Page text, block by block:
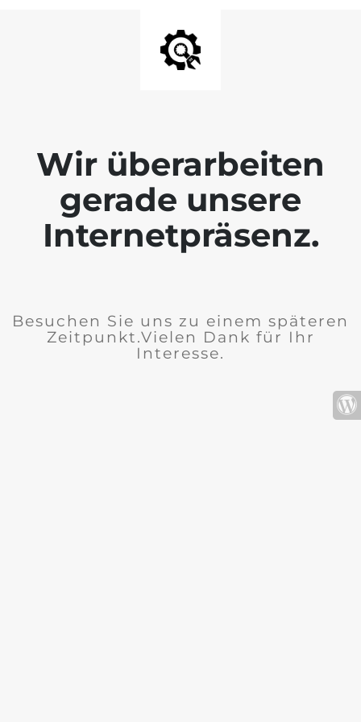
Wir überarbeiten
gerade unsere
Internetpräsenz.
Besuchen Sie uns zu einem späteren
Zeitpunkt.Vielen Dank für Ihr
Interesse.